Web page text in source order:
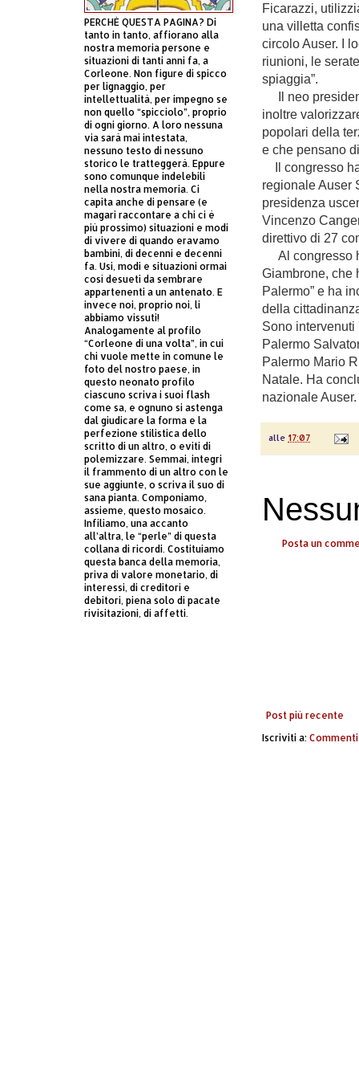
Ficarazzi,
una villetta
circolo Auser. I
riunioni, le
spiaggia”.
Il neo
inoltre
popolari della
e che pensano
Il congresso
regionale Auser
presidenza
Vincenzo
direttivo di 27
Al congresso
Giambrone, che
Palermo” e ha
della
Sono
Palermo
Palermo Mario
Natale. Ha
nazionale Auser.
alle 17:07
Posta un
Post più recente
Iscriviti a:
PERCHÈ QUESTA PAGINA? Di
tanto in tanto, affiorano alla
nostra memoria persone e
situazioni di tanti anni fa, a
Corleone. Non figure di spicco
per lignaggio, per
intellettualità, per impegno se
non quello “spicciolo”, proprio
di ogni giorno. A loro nessuna
via sarà mai intestata,
nessuno testo di nessuno
storico le tratteggerà. Eppure
sono comunque indelebili
nella nostra memoria. Ci
capita anche di pensare (e
magari raccontare a chi ci è
più prossimo) situazioni e modi
di vivere di quando eravamo
bambini, di decenni e decenni
fa. Usi, modi e situazioni ormai
così desueti da sembrare
appartenenti a un antenato. E
invece noi, proprio noi, li
abbiamo vissuti!
Analogamente al profilo
“Corleone di una volta”, in cui
chi vuole mette in comune le
foto del nostro paese, in
questo neonato profilo
ciascuno scriva i suoi flash
come sa, e ognuno si astenga
dal giudicare la forma e la
perfezione stilistica dello
scritto di un altro, o eviti di
polemizzare. Semmai, integri
il frammento di un altro con le
sue aggiunte, o scriva il suo di
sana pianta. Componiamo,
assieme, questo mosaico.
Infiliamo, una accanto
all’altra, le “perle” di questa
collana di ricordi. Costituiamo
questa banca della memoria,
priva di valore monetario, di
interessi, di creditori e
debitori, piena solo di pacate
rivisitazioni, di affetti.